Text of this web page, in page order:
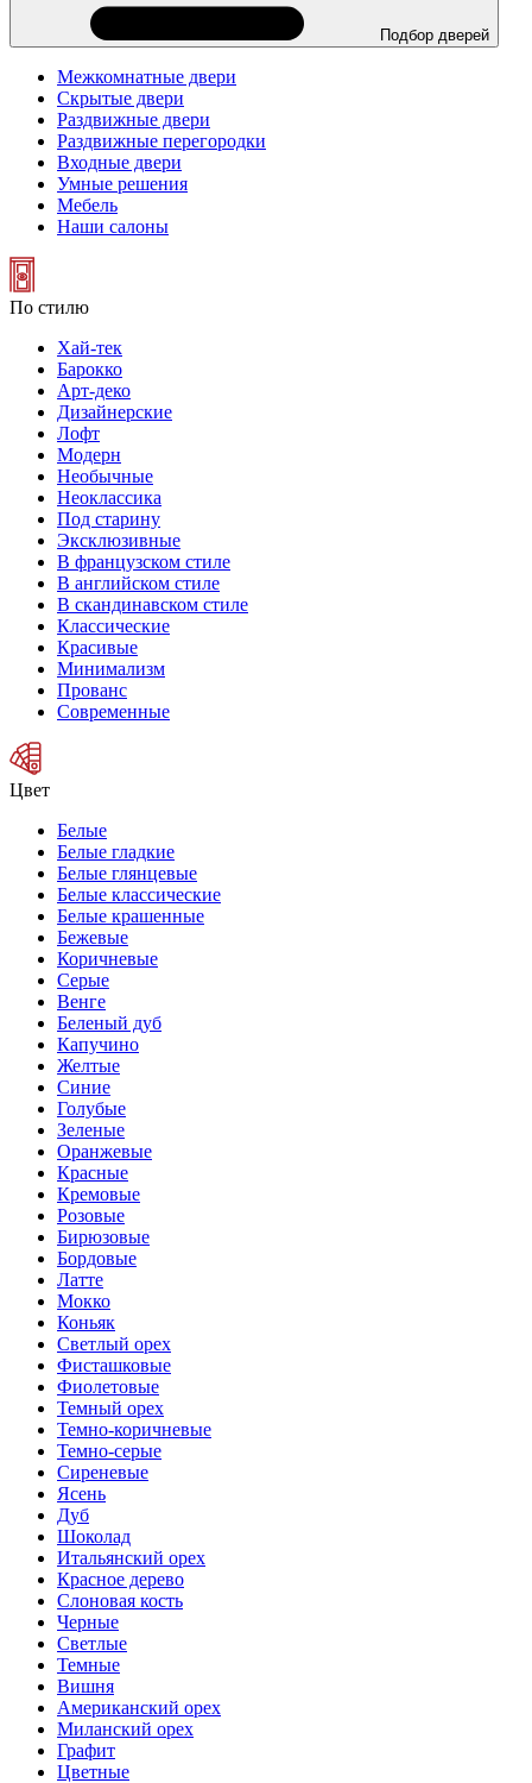
Подбор дверей
Межкомнатные двери
Скрытые двери
Раздвижные двери
Раздвижные перегородки
Входные двери
Умные решения
Мебель
Наши салоны
По стилю
Хай-тек
Барокко
Арт-деко
Дизайнерские
Лофт
Модерн
Необычные
Неоклассика
Под старину
Эксклюзивные
В французском стиле
В английском стиле
В скандинавском стиле
Классические
Красивые
Минимализм
Прованс
Современные
Цвет
Белые
Белые гладкие
Белые глянцевые
Белые классические
Белые крашенные
Бежевые
Коричневые
Серые
Венге
Беленый дуб
Капучино
Желтые
Синие
Голубые
Зеленые
Оранжевые
Красные
Кремовые
Розовые
Бирюзовые
Бордовые
Латте
Мокко
Коньяк
Светлый орех
Фисташковые
Фиолетовые
Темный орех
Темно-коричневые
Темно-серые
Сиреневые
Ясень
Дуб
Шоколад
Итальянский орех
Красное дерево
Слоновая кость
Черные
Светлые
Темные
Вишня
Американский орех
Миланский орех
Графит
Цветные